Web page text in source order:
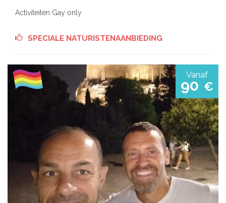
Activiteiten Gay only
SPECIALE NATURISTENAANBIEDING
Vanaf
90 €